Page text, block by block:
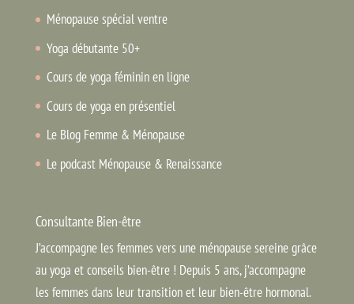
Ménopause spécial ventre
Yoga débutante 50+
Cours de yoga féminin en ligne
Cours de yoga en présentiel
Le Blog Femme & Ménopause
Le podcast Ménopause & Renaissance
Consultante Bien-être
J’accompagne les femmes vers une ménopause sereine grâce
au yoga et conseils bien-être ! Depuis 5 ans, j’accompagne
les femmes dans leur transition et leur bien-être hormonal.